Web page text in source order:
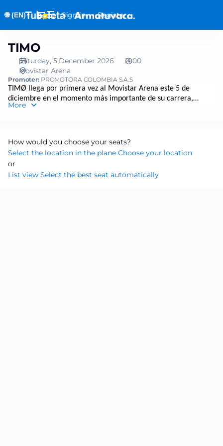
🌐 (EN)▼ Dialog
Sign in Register
selection
05.12.2026
21:00
TIMO]
TIMO
TIMO
Saturday, 5 December 2026
21:00
Movistar Arena
Promoter: PROMOTORA COLOMBIA S.A.S
TIMØ llega por primera vez al Movistar Arena este 5 de
diciembre en el momento más importante de su carrera,
consolidándose como una de las nuevas voces del pop
presentará en vivo su más reciente álbum
un trabajo que marca su evolución artística y que ya resuena
entre miles de fans, junto a las canciones que los han
convertido en una de las apuestas más sólidas de la escena
nacional.
More
How would you choose your seats?
Select the location in the plane Choose your location
or
List view Select the best seat automatically